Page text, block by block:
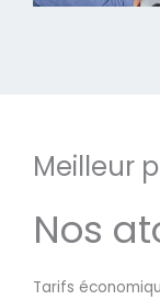
Meilleur
Nos
Tarifs